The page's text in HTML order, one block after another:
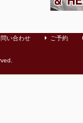
問い合わせ ご予約